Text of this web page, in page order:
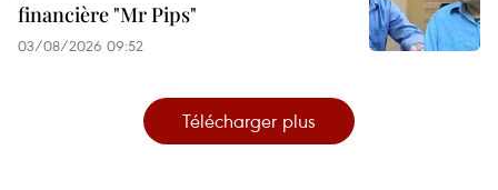
financière "Mr Pips"
03/08/2026 09:52
Télécharger plus